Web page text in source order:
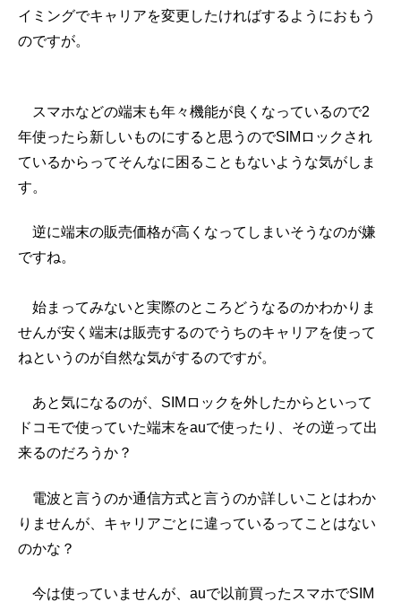
イミングでキャリアを変更したければするようにおもう
のですが。
スマホなどの端末も年々機能が良くなっているので2
年使ったら新しいものにすると思うのでSIMロックされ
ているからってそんなに困ることもないような気がしま
す。
逆に端末の販売価格が高くなってしまいそうなのが嫌
ですね。
始まってみないと実際のところどうなるのかわかりま
せんが安く端末は販売するのでうちのキャリアを使って
ねというのが自然な気がするのですが。
あと気になるのが、SIMロックを外したからといって
ドコモで使っていた端末をauで使ったり、その逆って出
来るのだろうか？
電波と言うのか通信方式と言うのか詳しいことはわか
りませんが、キャリアごとに違っているってことはない
のかな？
今は使っていませんが、auで以前買ったスマホでSIM